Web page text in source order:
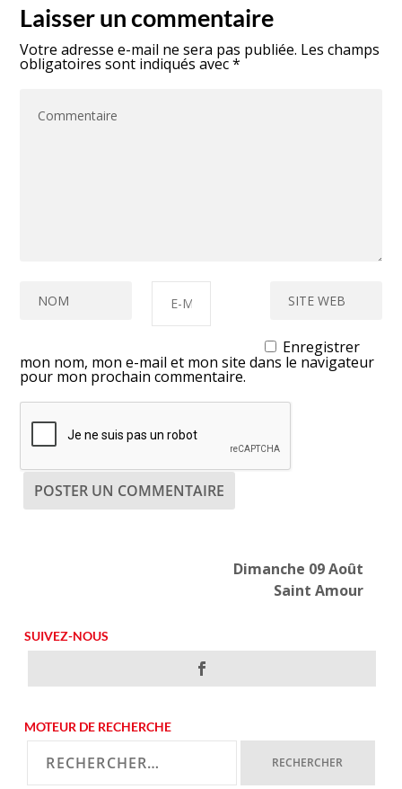
Laisser un commentaire
Votre adresse e-mail ne sera pas publiée. Les champs
obligatoires sont indiqués avec*
Enregistrer
mon nom, mon e-mail et mon site dans le navigateur
pour mon prochain commentaire.
Dimanche 09 Août
Saint Amour
SUIVEZ-NOUS
MOTEUR DE RECHERCHE